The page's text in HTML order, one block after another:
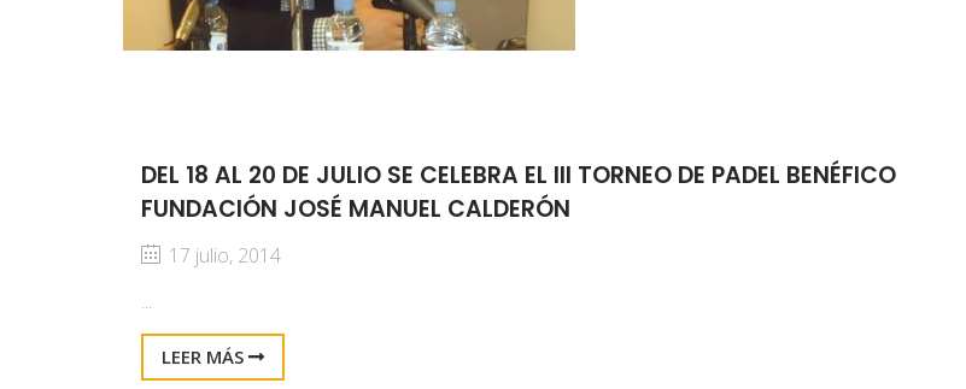
DEL 18 AL 20 DE JULIO SE CELEBRA EL III TORNEO DE PADEL BENÉFICO
FUNDACIÓN JOSÉ MANUEL CALDERÓN
17 julio, 2014
...
LEER MÁS